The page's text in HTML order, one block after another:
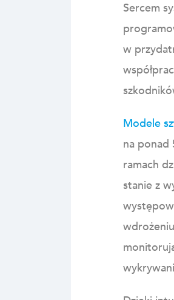
Sercem
w
Modele
na ponad
ramach
stanie z